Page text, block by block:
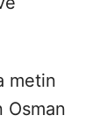
metin
Osman